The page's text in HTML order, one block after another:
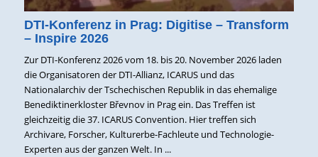
DTI-Konferenz in Prag: Digitise – Transform
– Inspire 2026
Zur DTI-Konferenz 2026 vom 18. bis 20. November 2026 laden
die Organisatoren der DTI-Allianz, ICARUS und das
Nationalarchiv der Tschechischen Republik in das ehemalige
Benediktinerkloster Břevnov in Prag ein. Das Treffen ist
gleichzeitig die 37. ICARUS Convention. Hier treffen sich
Archivare, Forscher, Kulturerbe-Fachleute und Technologie-
Experten aus der ganzen Welt. In ...